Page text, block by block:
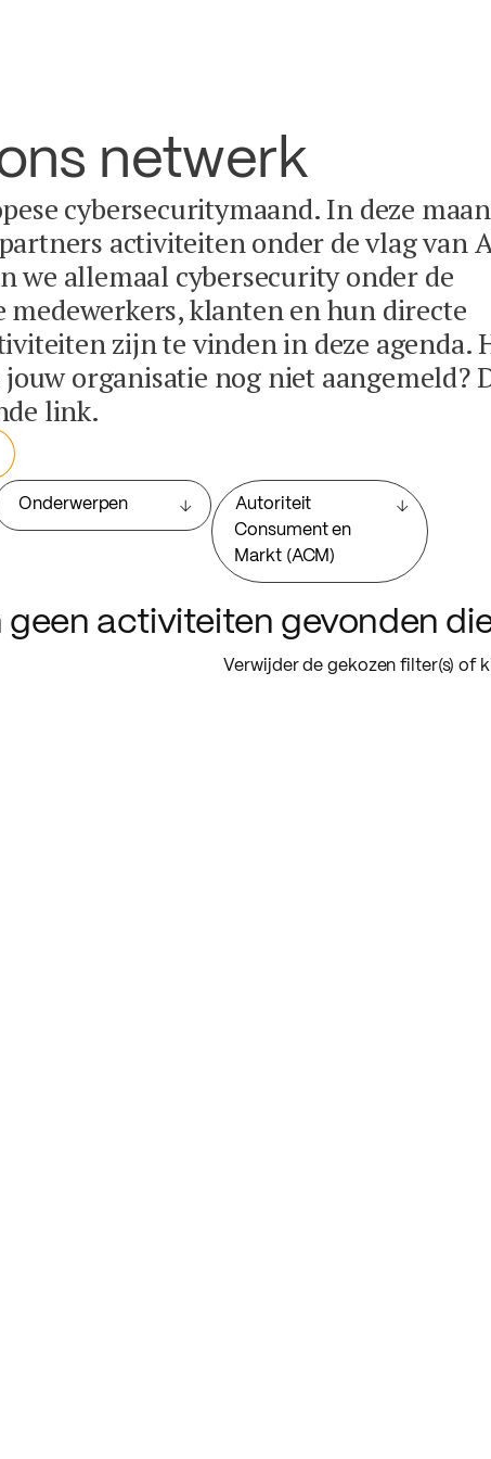
netwerk
cybersecuritymaand. In deze
activiteiten onder de vlag van
we allemaal cybersecurity onder de
medewerkers, klanten en hun directe
zijn te vinden in deze agenda.
organisatie nog niet aangemeld?
link.
Onderwerpen
Autoriteit
Consument en
Markt (ACM)
geen activiteiten gevonden
Verwijder de gekozen filter(s) of